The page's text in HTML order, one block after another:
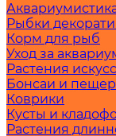
Рыбки
Корм для рыб
Уход за
Растения
Бонсаи и
Коврики
Кусты и
Растения